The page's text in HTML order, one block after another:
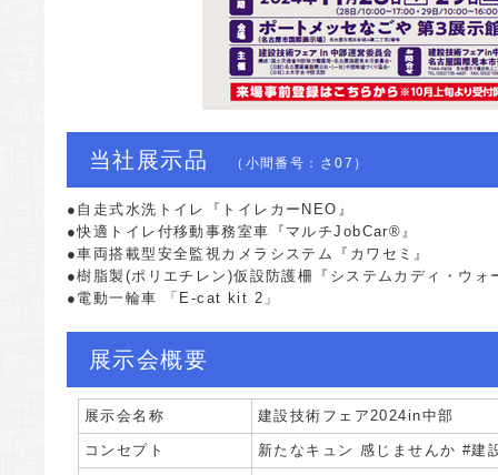
当社展示品 （小間番号：さ07）
●自走式水洗トイレ『トイレカーNEO』
●快適トイレ付移動事務室車『マルチJobCar®』
●車両搭載型安全監視カメラシステム『カワセミ』
●樹脂製(ポリエチレン)仮設防護柵『システムカディ・ウォ
●電動一輪車 「E-cat kit 2」
展示会概要
展示会名称 建設技術フェア2024in中部
コンセプト 新たなキュン 感じませんか #建